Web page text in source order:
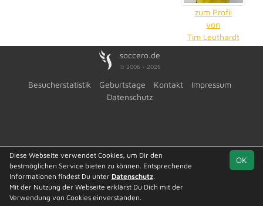
zum Profil
von
Tim Leuthardt
soccero.de
© 2006 - 2026
Besucherstatistik Geburtstage Kontakt
Impressum
Datenschutz
OK
Diese Webseite verwendet Cookies, um Dir den
bestmöglichen Service bieten zu können. Entsprechende
Informationen findest Du unter Datenschutz.
Mit der Nutzung der Webseite erklärst Du Dich mit der
Verwendung von Cookies einverstanden.